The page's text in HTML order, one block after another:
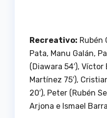
Recreativo: Rubén
Pata, Manu Galán,
(Diawara 54′),
Martínez 75′),
20′), Peter (Rubén
Arjona e Ismael